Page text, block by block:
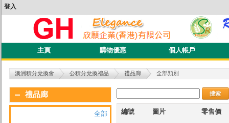
登入
主頁 購物優惠 個人帳戶
澳洲積分兌換會 公積分兌換禮品 禮品廊 全部類別
禮品廊
全部
搜索
編號 圖片 零售價